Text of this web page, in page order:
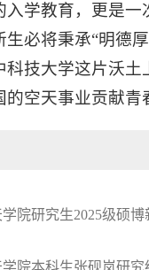
入学教育，更是一
生必将秉承“明德
科技大学这片沃土
空天事业贡献青
院研究生2025级硕博